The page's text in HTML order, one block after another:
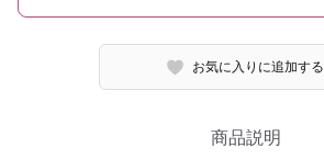
お気に入りに追加する
商品説明